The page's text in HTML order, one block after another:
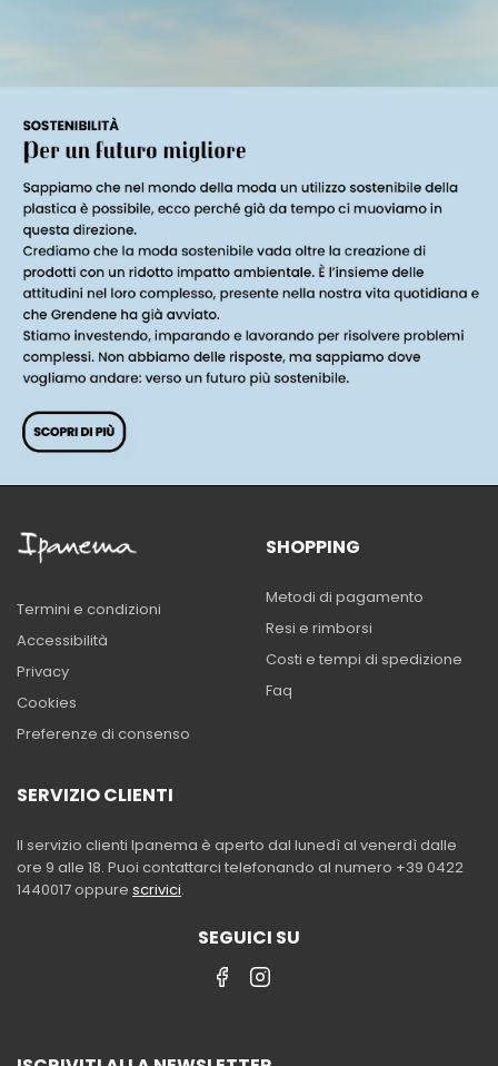
Termini e condizioni
Accessibilità
Privacy
Cookies
Preferenze di consenso
SHOPPING
Metodi di pagamento
Resi e rimborsi
Costi e tempi di spedizione
Faq
SERVIZIO CLIENTI
Il servizio clienti Ipanema è aperto dal lunedì al venerdì dalle
ore 9 alle 18. Puoi contattarci telefonando al numero +39 0422
1440017 oppure scrivici.
SEGUICI SU